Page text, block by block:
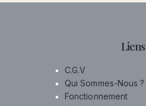
Liens
C.G.V
Qui Sommes-Nous ?
Fonctionnement